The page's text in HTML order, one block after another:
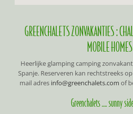
GREENCHALETS ZONVAKANTIES :
MOBILE HOMES
Heerlijke glamping camping
Spanje. Reserveren kan rechtstreeks
mail adres info@greenchalets.com of
Greenchalets …. sunny